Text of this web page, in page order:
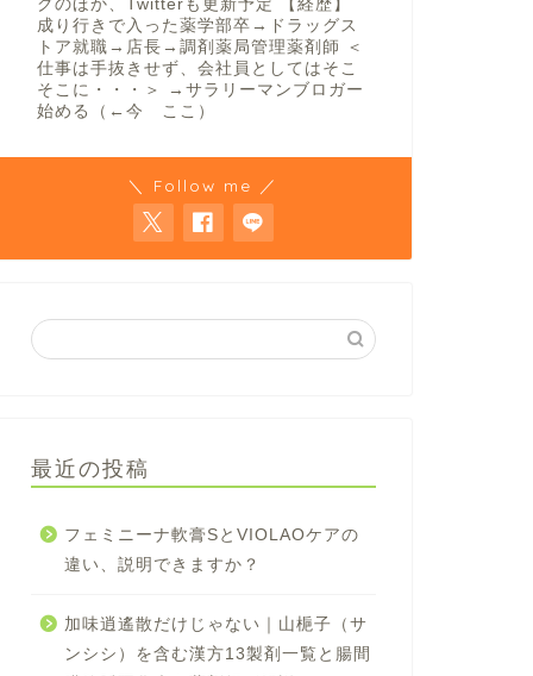
グのほか、Twitterも更新予定 【経歴】
成り行きで入った薬学部卒→ドラッグス
トア就職→店長→調剤薬局管理薬剤師 ＜
仕事は手抜きせず、会社員としてはそこ
そこに・・・＞ →サラリーマンブロガー
始める（←今 ここ）
＼ Follow me ／
最近の投稿
フェミニーナ軟膏SとVIOLAOケアの
違い、説明できますか？
加味逍遙散だけじゃない｜山梔子（サ
ンシシ）を含む漢方13製剤一覧と腸間